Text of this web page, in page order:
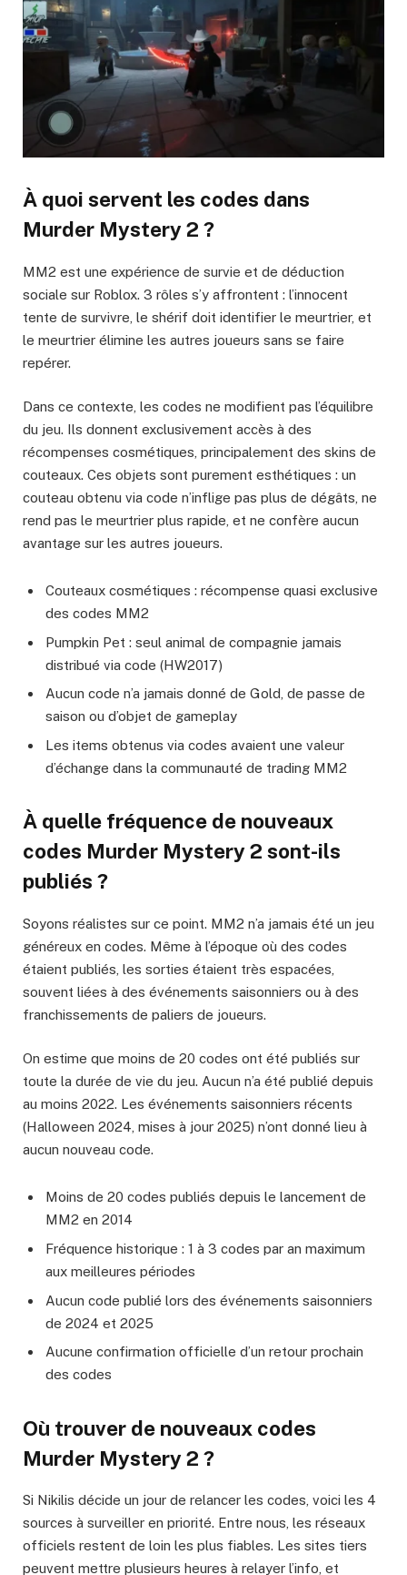
À quoi servent les codes dans
Murder Mystery 2 ?
MM2 est une expérience de survie et de déduction
sociale sur Roblox. 3 rôles s’y affrontent : l’innocent
tente de survivre, le shérif doit identifier le meurtrier, et
le meurtrier élimine les autres joueurs sans se faire
repérer.
Dans ce contexte, les codes ne modifient pas l’équilibre
du jeu. Ils donnent exclusivement accès à des
récompenses cosmétiques, principalement des skins de
couteaux. Ces objets sont purement esthétiques : un
couteau obtenu via code n’inflige pas plus de dégâts, ne
rend pas le meurtrier plus rapide, et ne confère aucun
avantage sur les autres joueurs.
Couteaux cosmétiques : récompense quasi exclusive
des codes MM2
Pumpkin Pet : seul animal de compagnie jamais
distribué via code (HW2017)
Aucun code n’a jamais donné de Gold, de passe de
saison ou d’objet de gameplay
Les items obtenus via codes avaient une valeur
d’échange dans la communauté de trading MM2
À quelle fréquence de nouveaux
codes Murder Mystery 2 sont-ils
publiés ?
Soyons réalistes sur ce point. MM2 n’a jamais été un jeu
généreux en codes. Même à l’époque où des codes
étaient publiés, les sorties étaient très espacées,
souvent liées à des événements saisonniers ou à des
franchissements de paliers de joueurs.
On estime que moins de 20 codes ont été publiés sur
toute la durée de vie du jeu. Aucun n’a été publié depuis
au moins 2022. Les événements saisonniers récents
(Halloween 2024, mises à jour 2025) n’ont donné lieu à
aucun nouveau code.
Moins de 20 codes publiés depuis le lancement de
MM2 en 2014
Fréquence historique : 1 à 3 codes par an maximum
aux meilleures périodes
Aucun code publié lors des événements saisonniers
de 2024 et 2025
Aucune confirmation officielle d’un retour prochain
des codes
Où trouver de nouveaux codes
Murder Mystery 2 ?
Si Nikilis décide un jour de relancer les codes, voici les 4
sources à surveiller en priorité. Entre nous, les réseaux
officiels restent de loin les plus fiables. Les sites tiers
peuvent mettre plusieurs heures à relayer l’info, et